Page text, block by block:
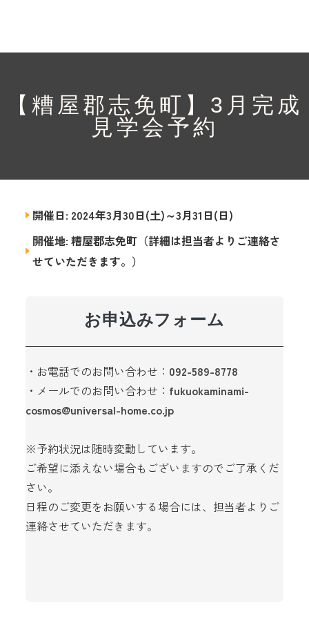
【糟屋郡志免町】3月完成
見学会予約
開催日: 2024年3月30日(土)～3月31日(日)
開催地: 糟屋郡志免町（詳細は担当者よりご連絡さ
せていただきます。）
お申込みフォーム
・お電話でのお問い合わせ： 092-589-8778
・メールでのお問い合わせ： fukuokaminami-
cosmos@universal-home.co.jp
※予約状況は随時変動しています。
ご希望に添えない場合もございますのでご了承くだ
さい。
日程のご変更をお願いする場合には、担当者よりご
連絡させていただきます。